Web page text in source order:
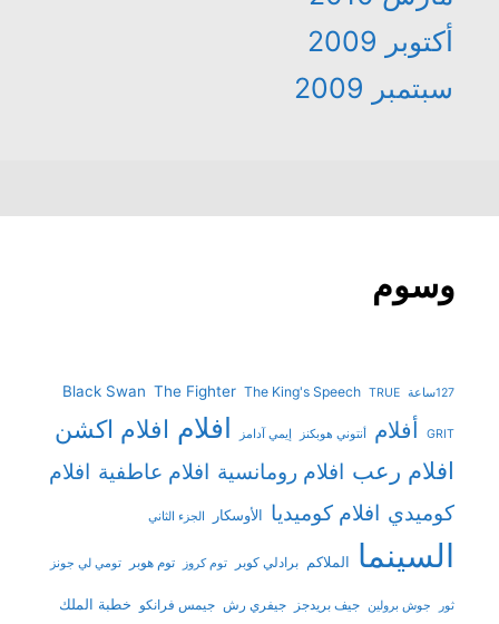
2009
2009
Black Swan The Fighter The King's Speech TRUE
أفلام أنتوني هوبكنز إيمي آدامز افلام افلام اكشن
رعب افلام رومانسية افلام عاطفية افلام
افلام كوميديا الأوسكار الجزء الثاني
الملاكم برادلي كوبر توم كروز توم هوبر تومي لي جونز
جوش برولين جيف بريدجز جيفري رش جيمس فرانكو خطبة الملك